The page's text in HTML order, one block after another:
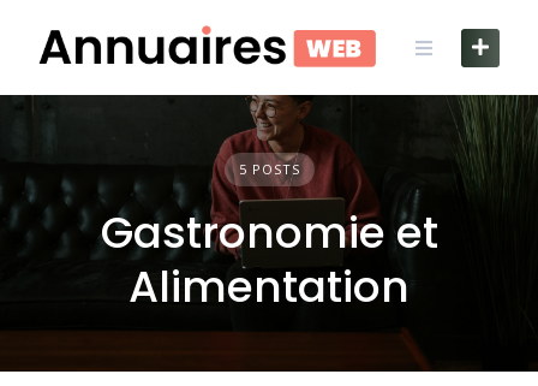
content
5 POSTS
Gastronomie et
Alimentation